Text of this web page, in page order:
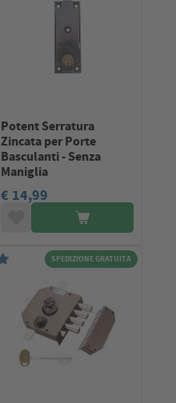
Potent Serratura
Zincata per Porte
Basculanti - Senza
Maniglia
€ 14,99
SPEDIZIONE GRATUITA